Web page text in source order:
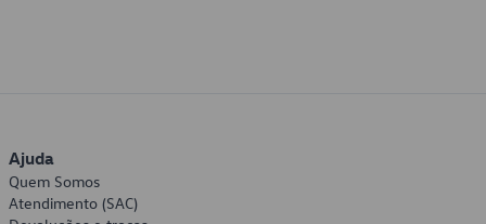
Ajuda
Quem Somos
Atendimento (SAC)